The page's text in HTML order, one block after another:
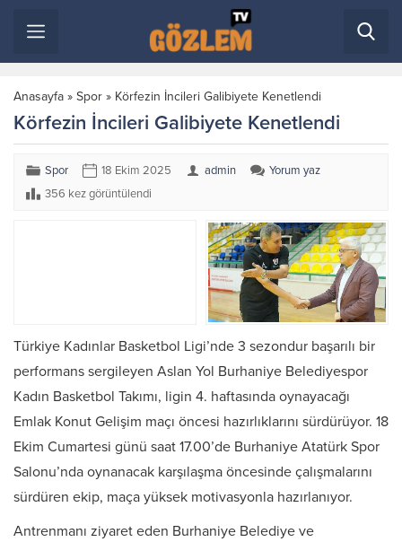
Anasayfa » Spor » Körfezin İncileri Galibiyete Kenetlendi
Körfezin İncileri Galibiyete Kenetlendi
Spor 18 Ekim 2025 admin
Yorum yaz
356 kez görüntülendi
Türkiye Kadınlar Basketbol Ligi’nde 3 sezondur başarılı bir
performans sergileyen Aslan Yol Burhaniye Belediyespor
Kadın Basketbol Takımı, ligin 4. haftasında oynayacağı
Emlak Konut Gelişim maçı öncesi hazırlıklarını sürdürüyor. 18
Ekim Cumartesi günü saat 17.00’de Burhaniye Atatürk Spor
Salonu’nda oynanacak karşılaşma öncesinde çalışmalarını
sürdüren ekip, maça yüksek motivasyonla hazırlanıyor.
Antrenmanı ziyaret eden Burhaniye Belediye ve